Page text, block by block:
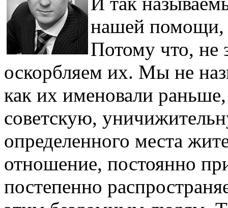
нашей помощи,
Потому что, не
оскорбляем их. Мы не
как их именовали
советскую,
определенного места
отношение, постоянно
постепенно